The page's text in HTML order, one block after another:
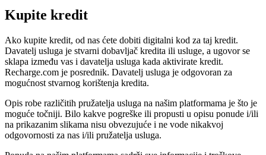
Kupite kredit
Ako kupite kredit, od nas ćete dobiti digitalni kod za taj kredit.
Davatelj usluga je stvarni dobavljač kredita ili usluge, a ugovor se
sklapa između vas i davatelja usluga kada aktivirate kredit.
Recharge.com je posrednik. Davatelj usluga je odgovoran za
mogućnost stvarnog korištenja kredita.
Opis robe različitih pružatelja usluga na našim platformama je što je
moguće točniji. Bilo kakve pogreške ili propusti u opisu ponude i/ili
na prikazanim slikama nisu obvezujuće i ne vode nikakvoj
odgovornosti za nas i/ili pružatelja usluga.